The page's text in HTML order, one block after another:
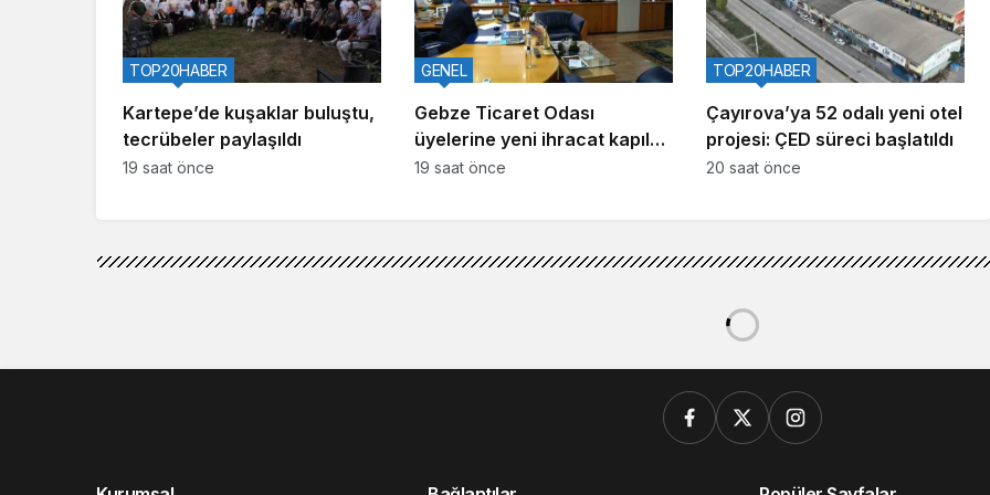
Kartepe’de kuşaklar buluştu,
tecrübeler paylaşıldı
TOP20HABER
19 saat önce
Gebze Ticaret Odası
üyelerine yeni ihracat kapıları
aralıyor
GENEL
19 saat önce
Çayırova’ya 52 odalı yeni otel
projesi: ÇED süreci başlatıldı
TOP20HABER
20 saat önce